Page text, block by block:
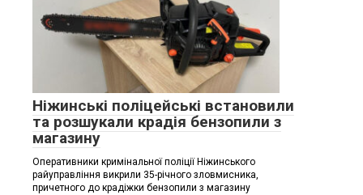
Ніжинські поліцейські встановили
та розшукали крадія бензопили з
магазину
Оперативники кримінальної поліції Ніжинського
райуправління викрили 35-річного зловмисника,
причетного до крадіжки бензопили з магазину